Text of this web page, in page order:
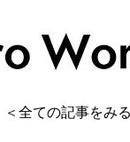
＜全ての記事をみる